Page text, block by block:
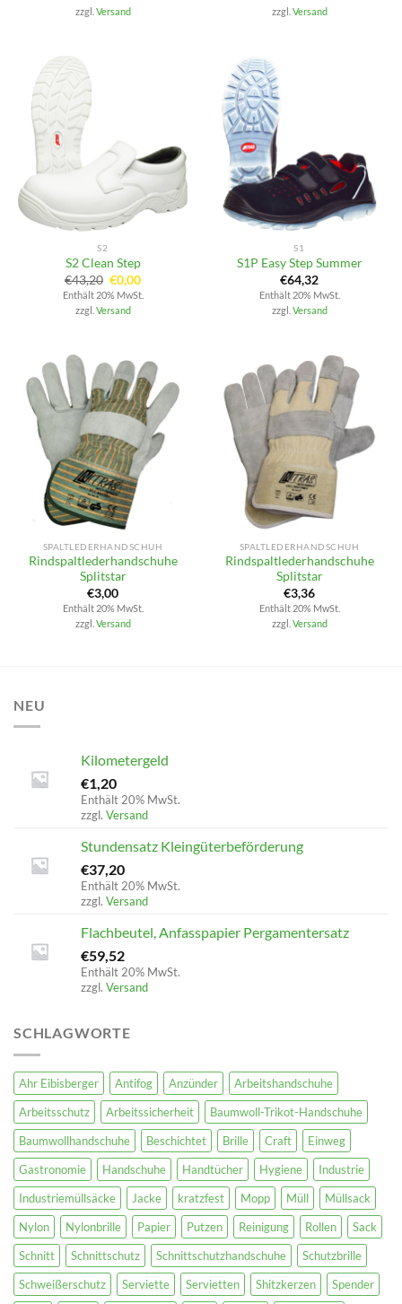
zzgl. Versand
zzgl. Versand
S2
S2 Clean Step
€43,20 Ursprünglicher
Preis
war:
€43,20
€0,00Aktueller
Preis
ist:
Enthält 20% MwSt.
zzgl. Versand
S1
S1P Easy Step Summer
€64,32
Enthält 20% MwSt.
zzgl. Versand
SPALTLEDERHANDSCHUH
Rindspaltlederhandschuhe
Splitstar
€3,00
Enthält 20% MwSt.
zzgl. Versand
SPALTLEDERHANDSCHUH
Rindspaltlederhandschuhe
Splitstar
€3,36
Enthält 20% MwSt.
zzgl. Versand
NEU
Kilometergeld
€1,20
Enthält 20% MwSt.
zzgl. Versand
Stundensatz Kleingüterbeförderung
€37,20
Enthält 20% MwSt.
zzgl. Versand
Flachbeutel, Anfasspapier Pergamentersatz
€59,52
Enthält 20% MwSt.
zzgl. Versand
SCHLAGWORTE
Ahr Eibisberger Antifog Anzünder
Arbeitshandschuhe
Arbeitsschutz
Arbeitssicherheit
Baumwoll-Trikot-Handschuhe
Baumwollhandschuhe
Beschichtet Brille Craft
Einweg
Gastronomie
Handschuhe Handtücher Hygiene
Industrie
Industriemüllsäcke
Jacke kratzfest Mopp Müll
Müllsack
Nylon
Nylonbrille Papier Putzen Reinigung Rollen
Sack
Schnitt
Schnittschutz Schnittschutzhandschuhe
Schutzbrille
Schweißerschutz
Serviette Servietten Shitzkerzen
Spender